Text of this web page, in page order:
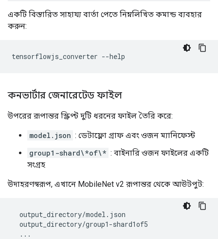
একটি বিস্তারিত সাহায্য বার্তা পেতে নিম্নলিখিত কমান্ড ব্যবহার
করুন:
tensorflowjs_converter
কনভার্টার জেনারেটেড ফাইল
উপরের রূপান্তর স্ক্রিপ্ট দুটি ধরনের ফাইল তৈরি করে:
model.json : ডেটাফ্লো গ্রাফ এবং ওজন ম্যানিফেস্ট
group1-shard\*of\* : বাইনারি ওজন ফাইলের একটি
সংগ্রহ
উদাহরণস্বরূপ, এখানে MobileNet v2 রূপান্তর থেকে আউটপুট:
  output_directory/model.json
  output_directory/group1-shard1of5
  ...